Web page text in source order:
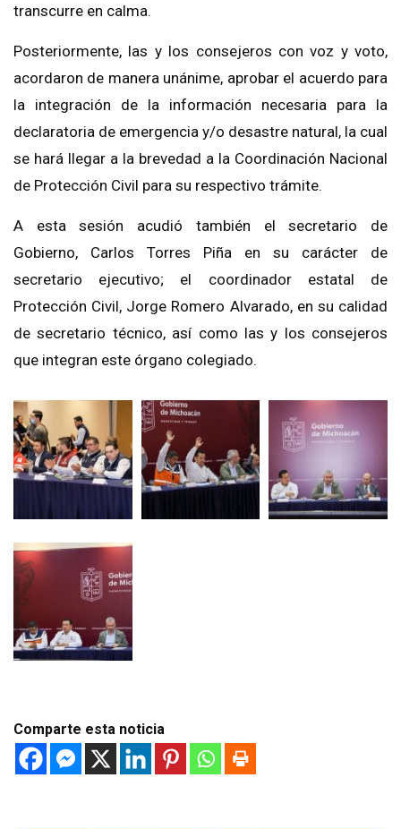
transcurre en calma.
Posteriormente, las y los consejeros con voz y voto,
acordaron de manera unánime, aprobar el acuerdo para
la integración de la información necesaria para la
declaratoria de emergencia y/o desastre natural, la cual
se hará llegar a la brevedad a la Coordinación Nacional
de Protección Civil para su respectivo trámite.
A esta sesión acudió también el secretario de
Gobierno, Carlos Torres Piña en su carácter de
secretario ejecutivo; el coordinador estatal de
Protección Civil, Jorge Romero Alvarado, en su calidad
de secretario técnico, así como las y los consejeros
que integran este órgano colegiado.
Comparte esta noticia